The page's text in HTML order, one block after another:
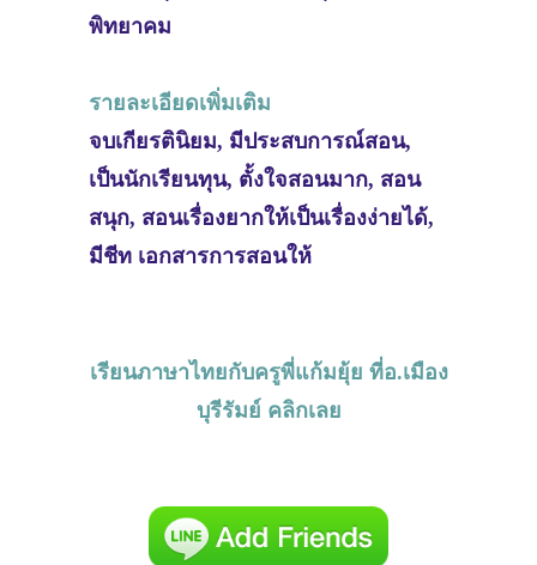
พิทยาคม
รายละเอียดเพิ่มเติม
จบเกียรตินิยม, มีประสบการณ์สอน,
เป็นนักเรียนทุน, ตั้งใจสอนมาก, สอน
สนุก, สอนเรื่องยากให้เป็นเรื่องง่ายได้,
มีชีท เอกสารการสอนให้
เรียนภาษาไทยกับครูพี่แก้มยุ้ย ที่อ.เมือง
บุรีรัมย์ คลิกเลย